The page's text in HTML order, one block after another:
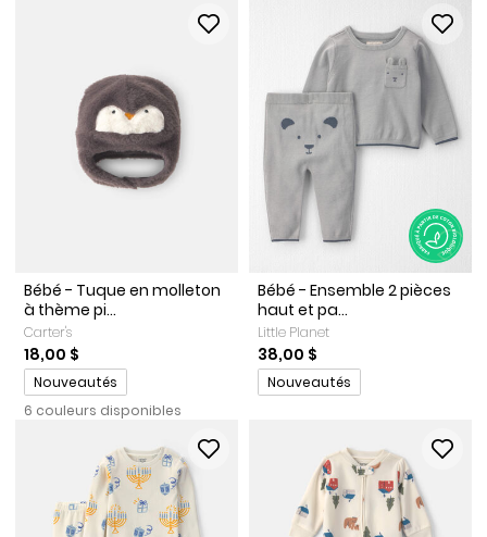
Bébé - Tuque en molleton
à thème pi...
Carter's
18,00 $
Promotions
Nouveautés
6 couleurs disponibles
Bébé - Ensemble 2 pièces
haut et pa...
Little Planet
38,00 $
Promotions
Nouveautés